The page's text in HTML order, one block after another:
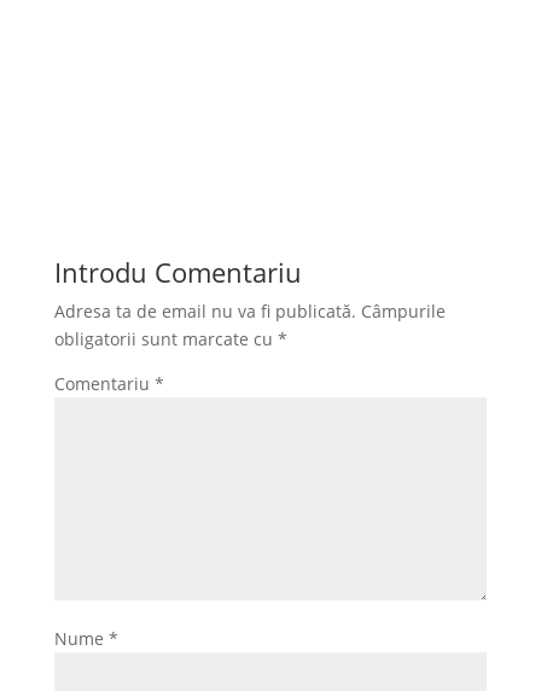
Introdu Comentariu
Adresa ta de email nu va fi publicată. Câmpurile
obligatorii sunt marcate cu *
Comentariu *
Nume *